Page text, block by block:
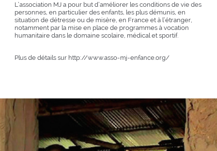
L’association MJ a pour but d’améliorer les conditions de vie des
personnes, en particulier des enfants, les plus démunis, en
situation de détresse ou de misère, en France et à l’étranger,
notamment par la mise en place de programmes à vocation
humanitaire dans le domaine scolaire, médical et sportif.
Plus de détails sur http://www.asso-mj-enfance.org/